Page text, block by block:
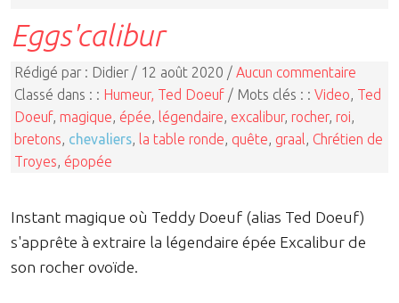
Eggs'calibur
Rédigé par : Didier / 12 août 2020 / Aucun commentaire
Classé dans : : Humeur, Ted Doeuf / Mots clés : : Video Ted
Doeuf, magique épée légendaire excalibur, rocher, roi
bretons chevaliers la table ronde quête graal
Chrétien de
Troyes épopée
Instant magique où Teddy Doeuf (alias Ted Doeuf)
s'apprête à extraire la légendaire épée Excalibur de
son rocher ovoïde.